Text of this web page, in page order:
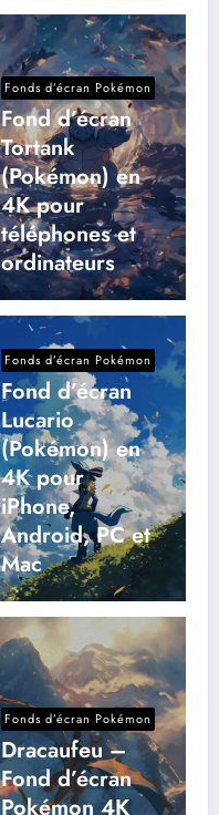
Fonds d’écran Pokémon
Fond d’écran
Tortank
(Pokémon) en
4K pour
téléphones et
ordinateurs
Fonds d’écran Pokémon
Fond d’écran
Lucario
(Pokémon) en
4K pour
iPhone,
Android, PC et
Mac
Fonds d’écran Pokémon
Dracaufeu –
Fond d’écran
Pokémon 4K